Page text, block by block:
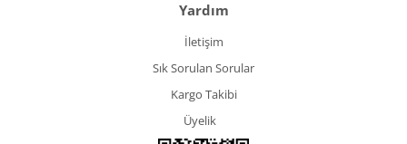
Yardım
İletişim
Sık Sorulan Sorular
Kargo Takibi
Üyelik